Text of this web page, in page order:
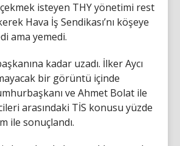
isteyen THY yönetimi rest
Hava İş Sendikası’nı köşeye
ama yemedi.
kadar uzadı. İlker Aycı
bir görüntü içinde
ve Ahmet Bolat ile
arasındaki TİS konusu yüzde
ile sonuçlandı.